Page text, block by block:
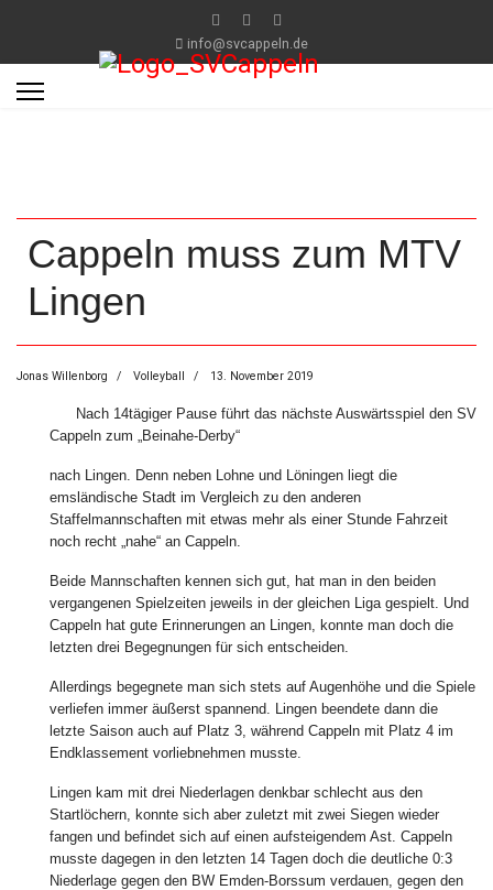
info@svcappeln.de
Cappeln muss zum MTV
Lingen
Jonas Willenborg Volleyball 13. November 2019
Nach 14tägiger Pause führt das nächste Auswärtsspiel den SV
Cappeln zum „Beinahe-Derby“
nach Lingen. Denn neben Lohne und Löningen liegt die
emsländische Stadt im Vergleich zu den anderen
Staffelmannschaften mit etwas mehr als einer Stunde Fahrzeit
noch recht „nahe“ an Cappeln.
Beide Mannschaften kennen sich gut, hat man in den beiden
vergangenen Spielzeiten jeweils in der gleichen Liga gespielt. Und
Cappeln hat gute Erinnerungen an Lingen, konnte man doch die
letzten drei Begegnungen für sich entscheiden.
Allerdings begegnete man sich stets auf Augenhöhe und die Spiele
verliefen immer äußerst spannend. Lingen beendete dann die
letzte Saison auch auf Platz 3, während Cappeln mit Platz 4 im
Endklassement vorliebnehmen musste.
Lingen kam mit drei Niederlagen denkbar schlecht aus den
Startlöchern, konnte sich aber zuletzt mit zwei Siegen wieder
fangen und befindet sich auf einen aufsteigendem Ast. Cappeln
musste dagegen in den letzten 14 Tagen doch die deutliche 0:3
Niederlage gegen den BW Emden-Borssum verdauen, gegen den